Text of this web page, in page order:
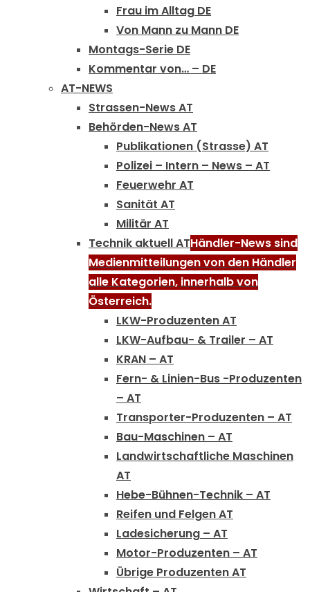
Frau im Alltag DE
Von Mann zu Mann DE
Montags-Serie DE
Kommentar von… – DE
AT-NEWS
Strassen-News AT
Behörden-News AT
Publikationen (Strasse) AT
Polizei – Intern – News – AT
Feuerwehr AT
Sanität AT
Militär AT
Technik aktuell ATHändler-News sind
Medienmitteilungen von den Händler
alle Kategorien, innerhalb von
Österreich.
LKW-Produzenten AT
LKW-Aufbau- & Trailer – AT
KRAN – AT
Fern- & Linien-Bus -Produzenten
– AT
Transporter-Produzenten – AT
Bau-Maschinen – AT
Landwirtschaftliche Maschinen
AT
Hebe-Bühnen-Technik – AT
Reifen und Felgen AT
Ladesicherung – AT
Motor-Produzenten – AT
Übrige Produzenten AT